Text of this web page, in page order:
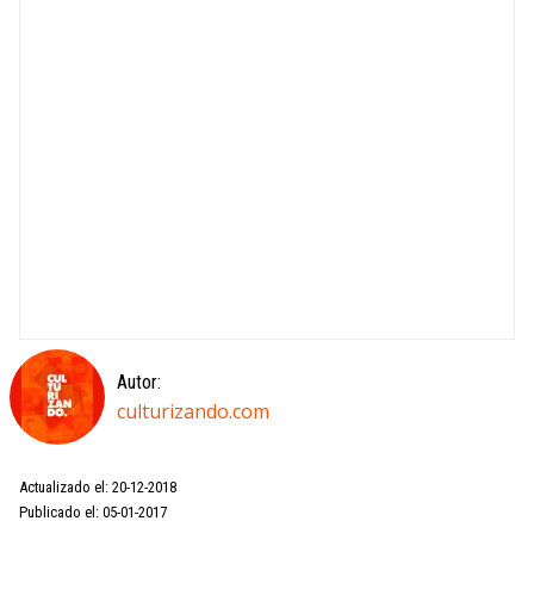
Autor:
culturizando.com
Actualizado el: 20-12-2018
Publicado el: 05-01-2017